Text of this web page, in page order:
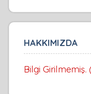
HAKKIMIZDA
Bilgi